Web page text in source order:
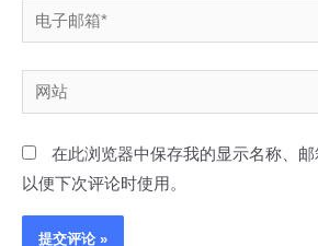
电
子
邮
箱
网
站
在此浏览器中保存我的显示名称、邮
以便下次评论时使用。